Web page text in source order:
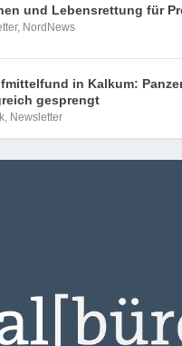
und Lebensrettung für
, NordNews
in Kalkum:
gesprengt
, Newsletter